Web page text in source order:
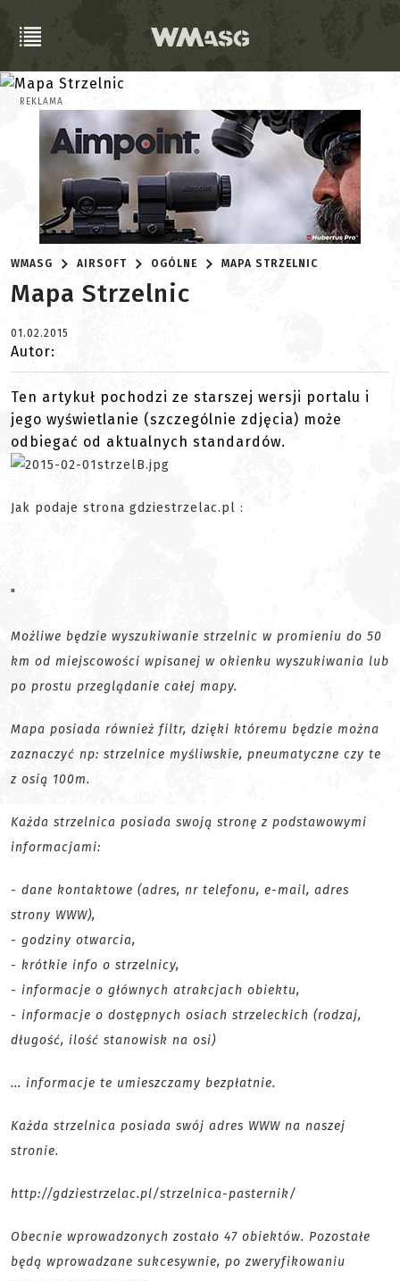
REKLAMA
WMASG AIRSOFT OGÓLNE MAPA STRZELNIC
Mapa Strzelnic
01.02.2015
Autor:
Ten artykuł pochodzi ze starszej wersji portalu i
jego wyświetlanie (szczególnie zdjęcia) może
odbiegać od aktualnych standardów.
Jak podaje strona gdziestrzelac.pl :
"
Możliwe będzie wyszukiwanie strzelnic w promieniu do 50
km od miejscowości wpisanej w okienku wyszukiwania lub
po prostu przeglądanie całej mapy.
Mapa posiada również filtr, dzięki któremu będzie można
zaznaczyć np: strzelnice myśliwskie, pneumatyczne czy te
z osią 100m.
Każda strzelnica posiada swoją stronę z podstawowymi
informacjami:
- dane kontaktowe (adres, nr telefonu, e-mail, adres
strony WWW),
- godziny otwarcia,
- krótkie info o strzelnicy,
- informacje o głównych atrakcjach obiektu,
- informacje o dostępnych osiach strzeleckich (rodzaj,
długość, ilość stanowisk na osi)
... informacje te umieszczamy bezpłatnie.
Każda strzelnica posiada swój adres WWW na naszej
stronie.
http://gdziestrzelac.pl/strzelnica-pasternik/
Obecnie wprowadzonych zostało 47 obiektów. Pozostałe
będą wprowadzane sukcesywnie, po zweryfikowaniu